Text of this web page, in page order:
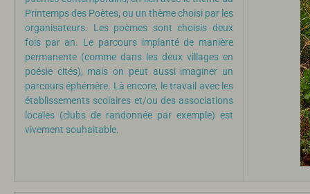
Printemps des Poètes, ou un thème choisi par les
organisateurs. Les poèmes sont choisis deux
fois par an. Le parcours implanté de manière
permanente (comme dans les deux villages en
poésie cités), mais on peut aussi imaginer un
parcours éphémère. Là encore, le travail avec les
établissements scolaires et/ou des associations
locales (clubs de randonnée par exemple) est
vivement souhaitable.